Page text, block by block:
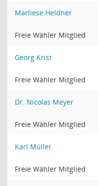
Marliese Heldner
Freie Wähler Mitglied
Georg Krist
Freie Wähler Mitglied
Dr. Nicolas Meyer
Freie Wähler Mitglied
Karl Müller
Freie Wähler Mitglied